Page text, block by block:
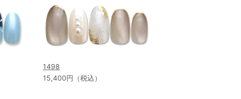
1498
15,400円（税込）